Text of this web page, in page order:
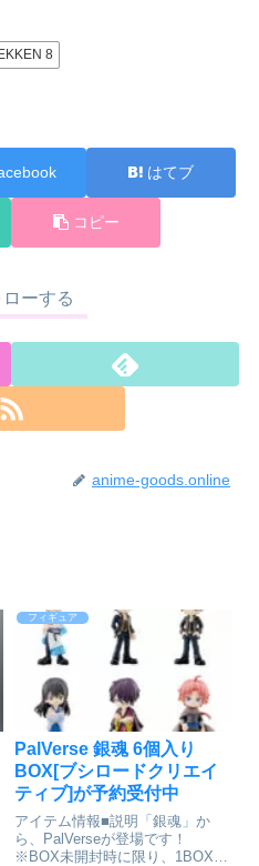
8
はてブ
コピー
ーする
anime-goods.online
フィギュア
PalVerse 銀魂 6個入り
BOX[ブシロードクリエイ
ティブ]が予約受付中
アイテム情報■説明「銀魂」か
ら、PalVerseが登場です！
※BOX未開封時に限り、1BOXで